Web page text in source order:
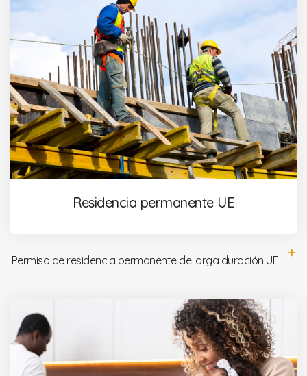
Residencia permanente UE
Permiso de residencia permanente de larga duración UE